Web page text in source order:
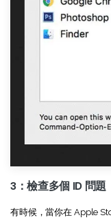
3：檢查多個 ID 問題
有時候，當你在 Apple